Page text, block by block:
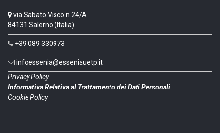
via Sabato Visco n.24/A
84131 Salerno (Italia)
+39 089 330973
infoessenia@esseniauetp.it
Privacy Policy
Informativa Relativa al Trattamento dei Dati Personali
Cookie Policy